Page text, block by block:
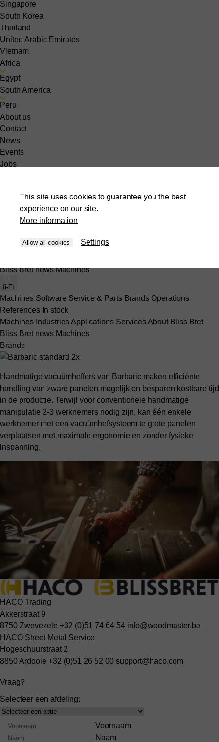
Singapore
South Korea
Thailand
United Arabic Emirates
Vietnam
Africa
Egypt
South America
Peru
About us
Contact
News
Events
Jobs
Sheet metal
MachinesSoftwareService & Parts
Presses
Bliss Bret newsMachines
fi-FI
Machines Software Service & Parts Brands Operations
References In stock
Machines IndustriesApplications ServicesAbout Bliss Bret
Bliss Bret news Machines
Brands
Handmatige vacuümheffers van Barbaric maken efficiënte
handling van zware panelen mogelijk en besparen kostbare tijd
in de productie. Terwijl voor conventionele handmatige
manipulatie 2-3 werknemers nodig zijn, kan één enkele
werknemer met een vacuümhefsysteem te grote panelen
verplaatsen met maximale ergonomie en zonder fysieke
inspanning.
HACO Trading
Akkerstraat 9
8750 Zwevezele +32 (0)51 74 64 54 info@woodmaster.be
HACO Sheet Metal Service
Hogeschuurstraat 2
8850 Ardooie +32 (0)51 26 52 00 support@haco.com
Vraag?
Selecteer een afdeling:
Select
Product
Range
Naam
Voornaam
Naam
This site uses cookies to guarantee you the best
experience on our site.
More information
Allow all cookies Settings